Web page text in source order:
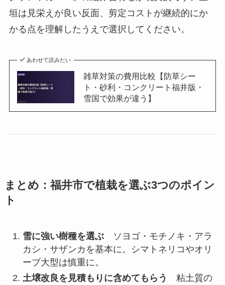
垣は見栄えが良い反面、剪定コストが継続的にか
かる点を理解したうえで選択してください。
あわせて読みたい
雑草対策の費用比較【防草シー
ト・砂利・コンクリート福井版・
雪国で効果が違う】
まとめ：福井市で植栽を選ぶ3つのポイン
ト
雪に強い樹種を選ぶソヨゴ・モチノキ・アラ
カシ・サザンカを基本に。シマトネリコやオリ
ーブ大型は慎重に。
土壌改良を見積もりに含めてもらう
粘土質の